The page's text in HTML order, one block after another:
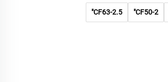
CF50-2"
CF63-2.5"